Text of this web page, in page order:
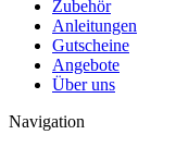
Zubehör
Anleitungen
Gutscheine
Angebote
Über uns
Navigation